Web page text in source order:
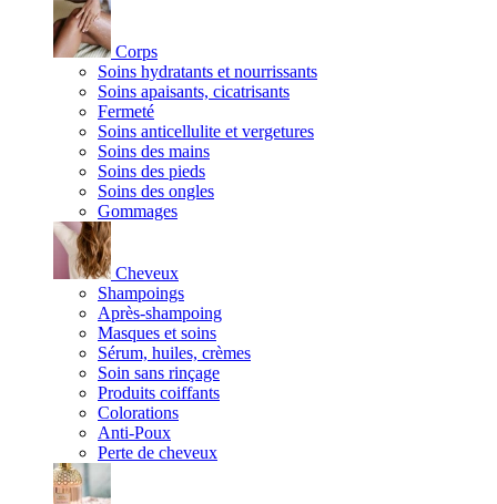
Corps
Soins hydratants et nourrissants
Soins apaisants, cicatrisants
Fermeté
Soins anticellulite et vergetures
Soins des mains
Soins des pieds
Soins des ongles
Gommages
Cheveux
Shampoings
Après-shampoing
Masques et soins
Sérum, huiles, crèmes
Soin sans rinçage
Produits coiffants
Colorations
Anti-Poux
Perte de cheveux